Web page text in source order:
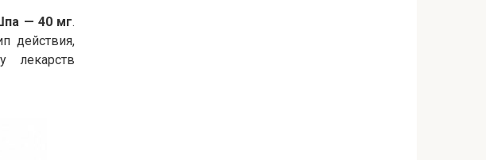
— 40 мг.
действия,
лекарств